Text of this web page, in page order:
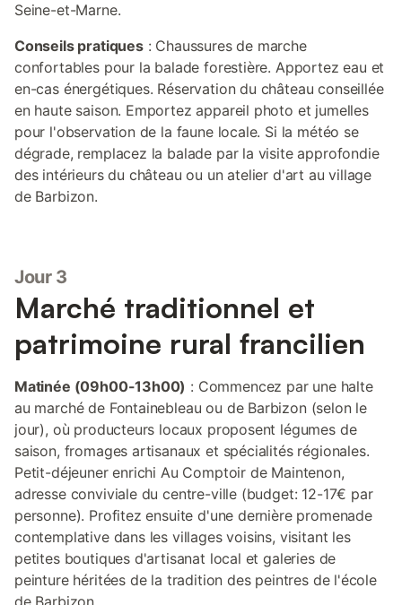
Seine-et-Marne.
Conseils pratiques: Chaussures de marche
confortables pour la balade forestière. Apportez eau et
en-cas énergétiques. Réservation du château conseillée
en haute saison. Emportez appareil photo et jumelles
pour l'observation de la faune locale. Si la météo se
dégrade, remplacez la balade par la visite approfondie
des intérieurs du château ou un atelier d'art au village
de Barbizon.
Jour 3
Marché traditionnel et
patrimoine rural francilien
Matinée (09h00-13h00) : Commencez par une halte
au marché de Fontainebleau ou de Barbizon (selon le
jour), où producteurs locaux proposent légumes de
saison, fromages artisanaux et spécialités régionales.
Petit-déjeuner enrichi Au Comptoir de Maintenon,
adresse conviviale du centre-ville (budget: 12-17€ par
personne). Profitez ensuite d'une dernière promenade
contemplative dans les villages voisins, visitant les
petites boutiques d'artisanat local et galeries de
peinture héritées de la tradition des peintres de l'école
de Barbizon.